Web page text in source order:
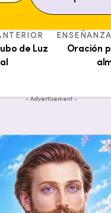
de Luz
Oración
- Advertisement -